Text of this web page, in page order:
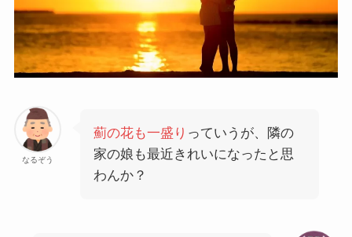
なるぞう
薊の花も一盛り っていうが、隣の
家の娘も最近きれいになったと思
わんか？